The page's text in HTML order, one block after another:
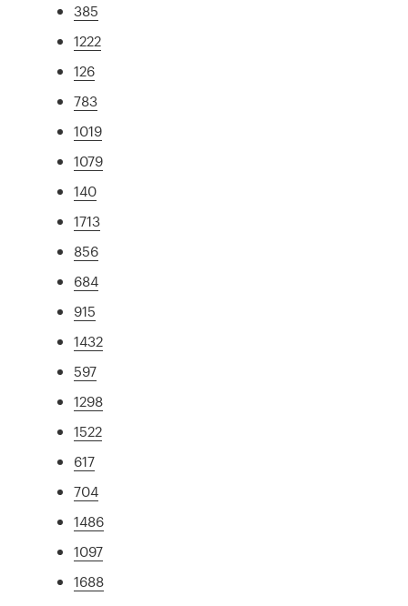
385
1222
126
783
1019
1079
140
1713
856
684
915
1432
597
1298
1522
617
704
1486
1097
1688